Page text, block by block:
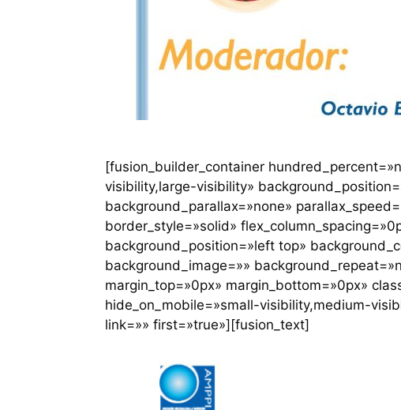
[fusion_builder_container
visibility,large-visibility»
background_parallax=»none»
border_style=»solid»
background_position=»left top»
background_image=»»
margin_top=»0px» margin_bottom=»0px»
hide_on_mobile=»small-visibility,medium-
link=»» first=»true»][fusion_text]